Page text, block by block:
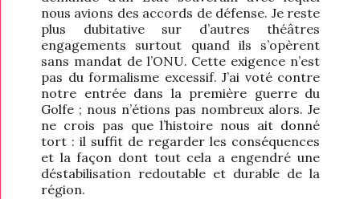
nous avions des accords de défense. Je reste
plus dubitative sur d’autres théâtres
engagements surtout quand ils s’opèrent
sans mandat de l’ONU. Cette exigence n’est
pas du formalisme excessif. J’ai voté contre
notre entrée dans la première guerre du
Golfe ; nous n’étions pas nombreux alors. Je
ne crois pas que l’histoire nous ait donné
tort : il suffit de regarder les conséquences
et la façon dont tout cela a engendré une
déstabilisation redoutable et durable de la
région.